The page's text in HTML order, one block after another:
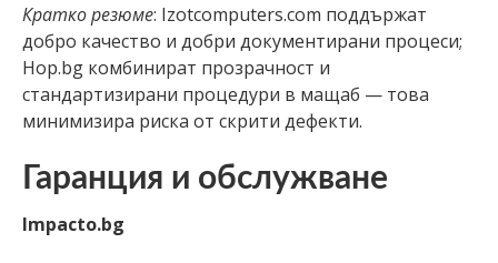
Кратко резюме: Izotcomputers.com поддържат
добро качество и добри документирани процеси;
Hop.bg комбинират прозрачност и
стандартизирани процедури в мащаб — това
минимизира риска от скрити дефекти.
Гаранция и обслужване
Impacto.bg